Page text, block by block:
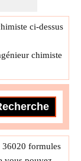
ci-dessus
chimiste
36020 formules